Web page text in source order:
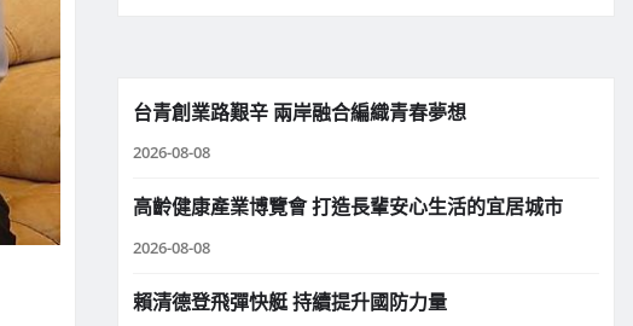
台青創業路艱辛 兩岸融合編織青春夢想
2026-08-08
高齡健康產業博覽會 打造長輩安心生活的宜居城市
2026-08-08
賴清德登飛彈快艇 持續提升國防力量